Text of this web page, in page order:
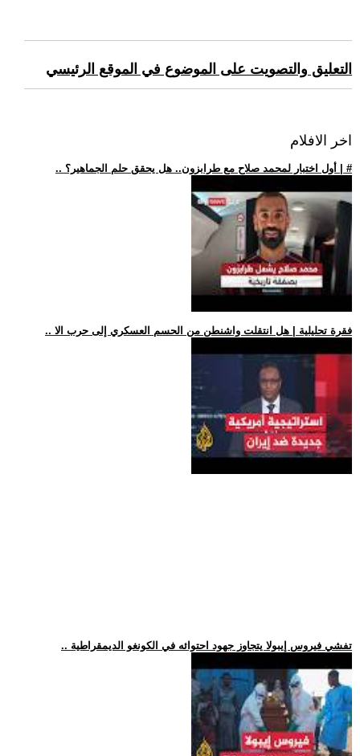
التعليق والتصويت على الموضوع في الموقع الرئيسي
اخر الافلام
.. أول اختبار لمحمد صلاح مع طرابزون.. هل يحقق حلم الجماهير؟ | #
.. فقرة تحليلية | هل انتقلت واشنطن من الحسم العسكري إلى حرب الا
.. تفشي فيروس إيبولا يتجاوز جهود احتوائه في الكونغو الديمقراطية